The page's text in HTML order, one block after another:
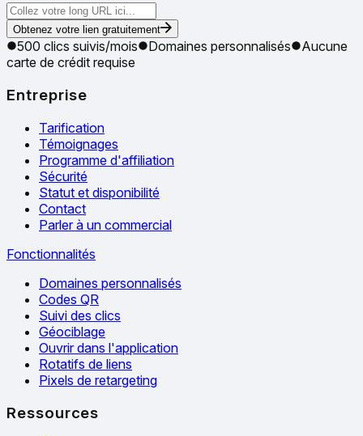
Obtenez votre lien gratuitement
500 clics suivis/mois Domaines personnalisés
Aucune
carte de crédit requise
Entreprise
Tarification
Témoignages
Programme d'affiliation
Sécurité
Statut et disponibilité
Contact
Parler à un commercial
Fonctionnalités
Domaines personnalisés
Codes QR
Suivi des clics
Géociblage
Ouvrir dans l'application
Rotatifs de liens
Pixels de retargeting
Ressources